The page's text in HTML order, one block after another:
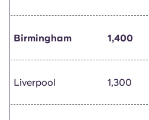
Birmingham 1,400
Liverpool 1,300